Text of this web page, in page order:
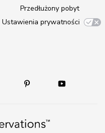
Przedłużony pobyt
Ustawienia prywatności